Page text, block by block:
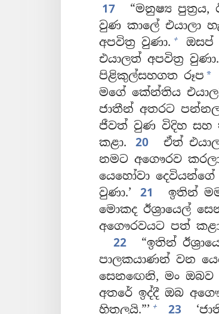
17
“මනුෂ්‍ය
වුණ කාලේ එයාලා
අපවිත්‍ර වුණා. +
ඔසප්
එයාලත් අපවිත්‍ර වුණා.
පිළිකුල්සහගත රූප *
මගේ කේන්තිය
ජාතීන් අතරට
ජීවත් වුණ විදිහ සහ
කළා.
20
ඒත්
නමට අගෞරව
යෙහෝවා
වුණා.’
21
ඉතින්
මොකද ඊශ්‍රායෙල්
අගෞරවයට පත්
22
“ඉතින්
පාලකයාණන් වන
සෙනඟෙනි, මං ඔබව
අතරේ ඉද්දී ඔබ
හිතලයි.”’ + 23